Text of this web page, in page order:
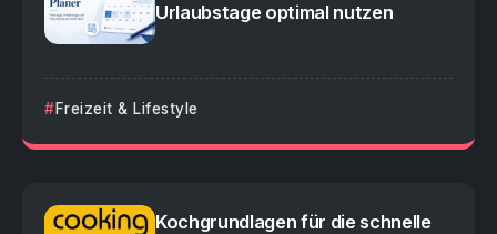
Urlaubstage optimal nutzen
Freizeit & Lifestyle
Kochgrundlagen für die schnelle